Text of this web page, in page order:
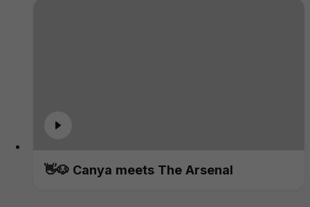
👋🐶 Canya meets The Arsenal